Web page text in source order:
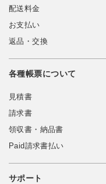
配送料金
お支払い
返品・交換
各種帳票について
見積書
請求書
領収書・納品書
Paid請求書払い
サポート